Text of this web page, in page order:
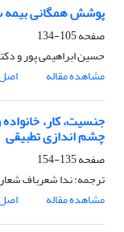
پوشش همگانی بیمه
صفحه105-134
حسین ابراهیمی پور و
مشاهده مقاله
جنسیت، کار،
چشم اندازی تطبیقی
صفحه135-154
ترجمه: ندا شعرباف
مشاهده مقاله